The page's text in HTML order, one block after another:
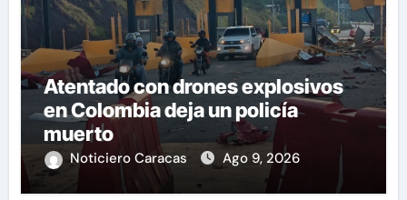
Atentado con drones explosivos
en Colombia deja un policía
muerto
Noticiero Caracas Ago 9, 2026